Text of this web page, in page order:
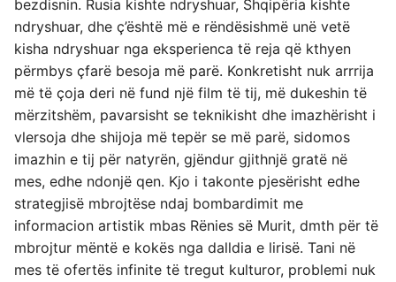
bezdisnin. Rusia kishte ndryshuar, Shqipëria kishte
ndryshuar, dhe ç’është më e rëndësishmë unë vetë
kisha ndryshuar nga eksperienca të reja që kthyen
përmbys çfarë besoja më parë. Konkretisht nuk arrrija
më të çoja deri në fund një film të tij, më dukeshin të
mërzitshëm, pavarsisht se teknikisht dhe imazhërisht i
vlersoja dhe shijoja më tepër se më parë, sidomos
imazhin e tij për natyrën, gjëndur gjithnjë gratë në
mes, edhe ndonjë qen. Kjo i takonte pjesërisht edhe
strategjisë mbrojtëse ndaj bombardimit me
informacion artistik mbas Rënies së Murit, dmth për të
mbrojtur mëntë e kokës nga dalldia e lirisë. Tani në
mes të ofertës infinite të tregut kulturor, problemi nuk